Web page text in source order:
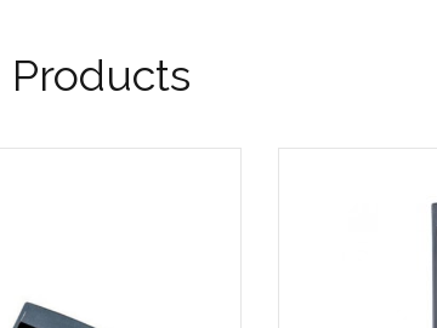
Products